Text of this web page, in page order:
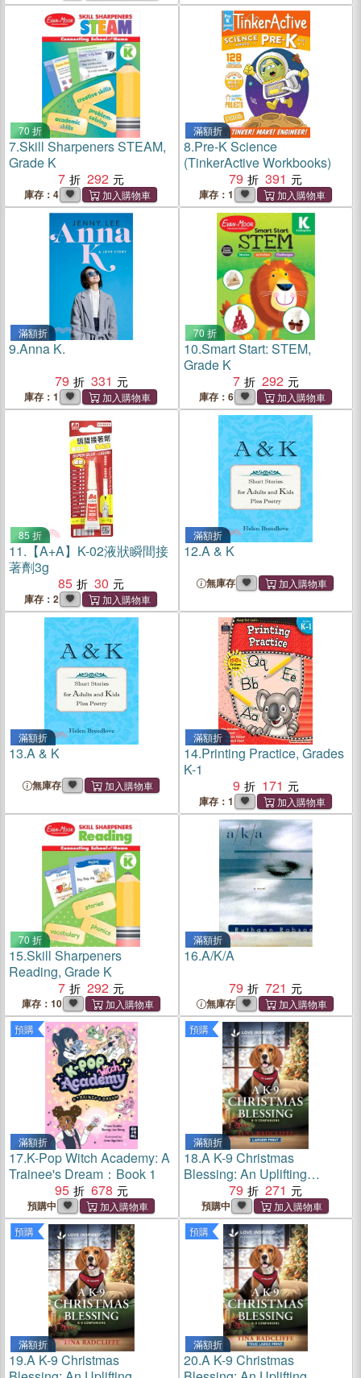
70 折
7.Skill Sharpeners STEAM,
Grade K
7
292
庫存：4
滿額折
8.Pre-K Science
(TinkerActive Workbooks)
79
391
庫存：1
滿額折
9.Anna K.
79
331
庫存：1
70 折
10.Smart Start: STEM,
Grade K
7
292
庫存：6
85 折
11. 【A+A】K-02液狀瞬間接
著劑3g
85
30
庫存：2
滿額折
12.A & K
無庫存
滿額折
13.A & K
無庫存
滿額折
14.Printing Practice, Grades
K-1
9
171
庫存：1
70 折
15.Skill Sharpeners
Reading, Grade K
7
292
庫存：10
滿額折
16.A/K/A
79
721
無庫存
預購
滿額折
17.K-Pop Witch Academy: A
Trainee's Dream：Book 1
95
678
預購中
預購
滿額折
18.A K-9 Christmas
Blessing: An Uplifting
Inspirational Romance
79 271
預購中
預購
滿額折
19.A K-9 Christmas
預購
滿額折
20.A K-9 Christmas